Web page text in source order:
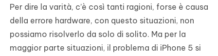
Per dire la varità, c’è così tanti ragioni, forse è causa
della errore hardware, con questo situazioni, non
possiamo risolverlo da solo di solito. Ma per la
maggior parte situazioni, il problema di iPhone 5 si